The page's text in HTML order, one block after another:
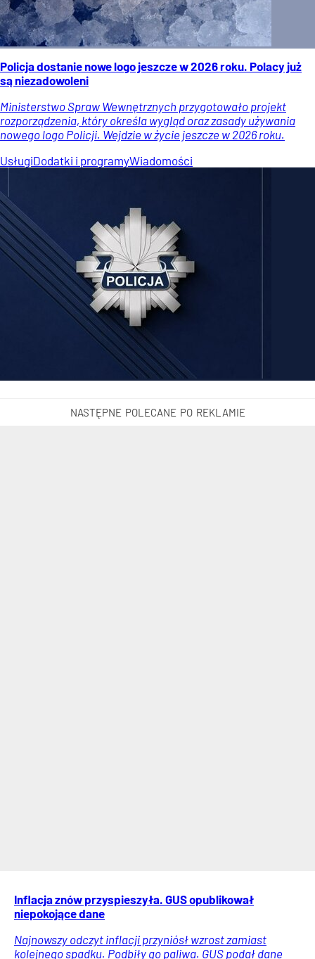
Policja dostanie nowe logo jeszcze w 2026 roku. Polacy już
są niezadowoleni
Ministerstwo Spraw Wewnętrznych przygotowało projekt
rozporządzenia, który określa wygląd oraz zasady używania
nowego logo Policji. Wejdzie w życie jeszcze w 2026 roku.
UsługiDodatki i programyWiadomości
Inflacja znów przyspieszyła. GUS opublikował
niepokojące dane
Najnowszy odczyt inflacji przyniósł wzrost zamiast
kolejnego spadku. Podbiły go paliwa. GUS podał dane